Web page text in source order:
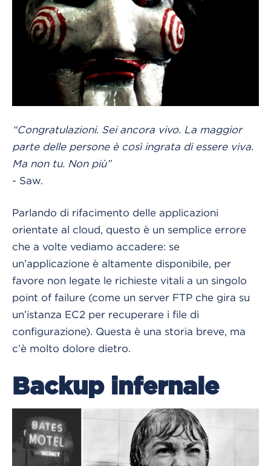
“Congratulazioni. Sei ancora vivo. La maggior
parte delle persone è così ingrata di essere viva.
Ma non tu. Non più”
- Saw.
Parlando di rifacimento delle applicazioni
orientate al cloud, questo è un semplice errore
che a volte vediamo accadere: se
un’applicazione è altamente disponibile, per
favore non legate le richieste vitali a un singolo
point of failure (come un server FTP che gira su
un’istanza EC2 per recuperare i file di
configurazione). Questa è una storia breve, ma
c’è molto dolore dietro.
Backup infernale